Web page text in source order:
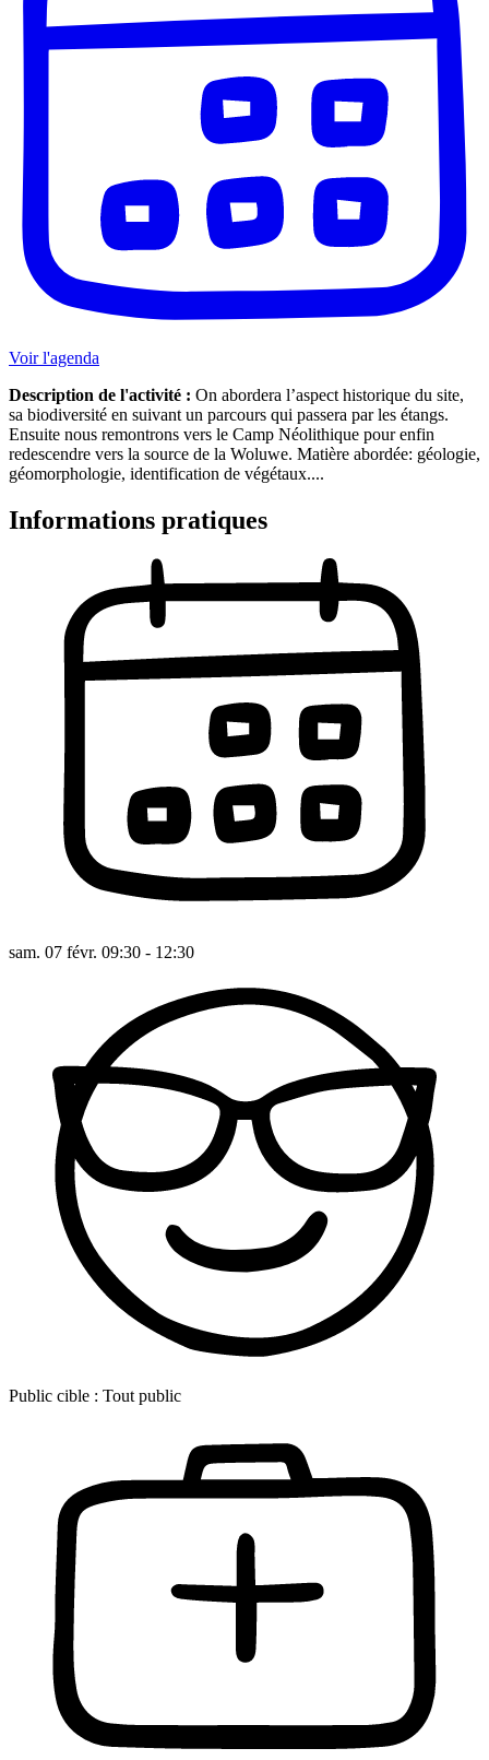
Voir l'agenda
Description de l'activité : On abordera l’aspect historique du site,
sa biodiversité en suivant un parcours qui passera par les étangs.
Ensuite nous remontrons vers le Camp Néolithique pour enfin
redescendre vers la source de la Woluwe. Matière abordée: géologie,
géomorphologie, identification de végétaux....
Informations pratiques
sam. 07 févr. 09:30 - 12:30
Public cible : Tout public